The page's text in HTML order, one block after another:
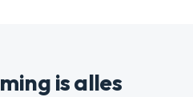
is alles